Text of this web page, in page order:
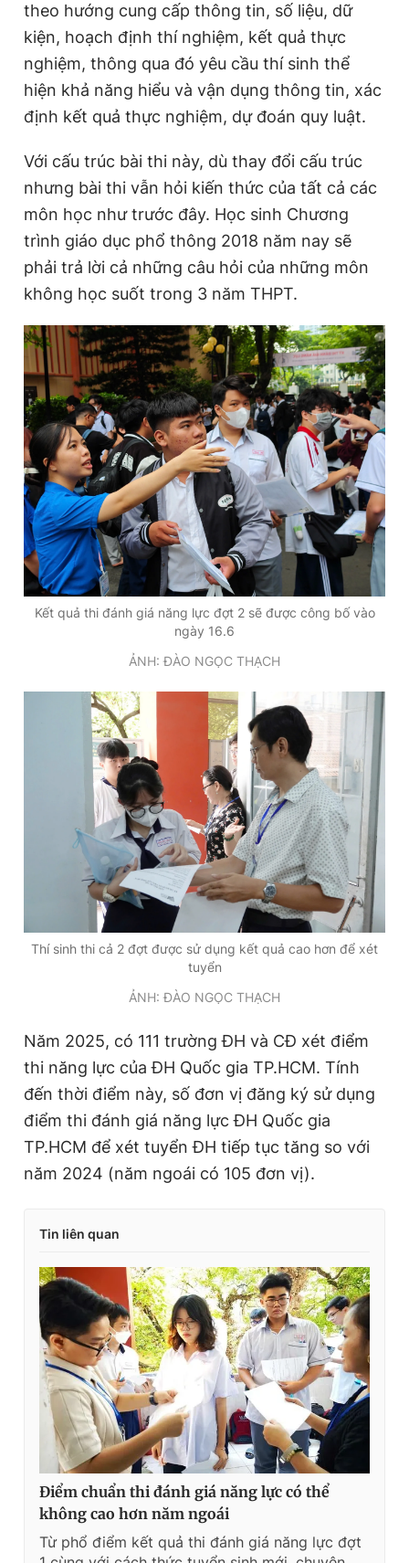
theo hướng cung cấp thông tin, số liệu, dữ
kiện, hoạch định thí nghiệm, kết quả thực
nghiệm, thông qua đó yêu cầu thí sinh thể
hiện khả năng hiểu và vận dụng thông tin, xác
định kết quả thực nghiệm, dự đoán quy luật.
Với cấu trúc bài thi này, dù thay đổi cấu trúc
nhưng bài thi vẫn hỏi kiến thức của tất cả các
môn học như trước đây. Học sinh Chương
trình giáo dục phổ thông 2018 năm nay sẽ
phải trả lời cả những câu hỏi của những môn
không học suốt trong 3 năm THPT.
Kết quả thi đánh giá năng lực đợt 2 sẽ được công bố vào
ngày 16.6
ẢNH: ĐÀO NGỌC THẠCH
Thí sinh thi cả 2 đợt được sử dụng kết quả cao hơn để xét
tuyển
ẢNH: ĐÀO NGỌC THẠCH
Năm 2025, có 111 trường ĐH và CĐ xét điểm
thi năng lực của ĐH Quốc gia TP.HCM. Tính
đến thời điểm này, số đơn vị đăng ký sử dụng
điểm thi đánh giá năng lực ĐH Quốc gia
TP.HCM để xét tuyển ĐH tiếp tục tăng so với
năm 2024 (năm ngoái có 105 đơn vị).
Tin liên quan
Điểm chuẩn thi đánh giá năng lực có thể
không cao hơn năm ngoái
Từ phổ điểm kết quả thi đánh giá năng lực đợt